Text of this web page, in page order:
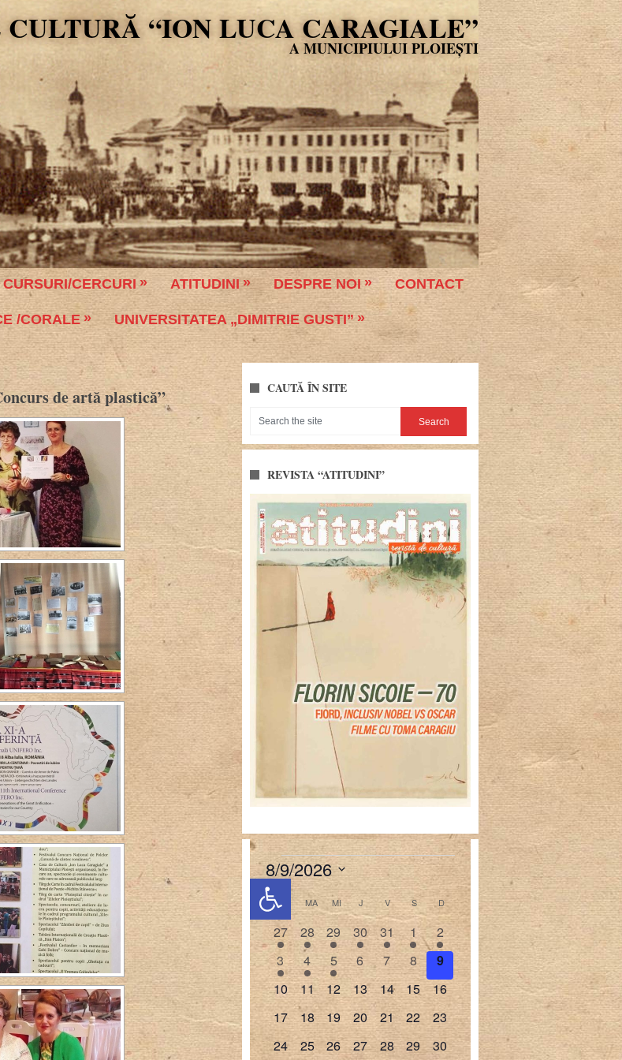
CULTURĂ “ION LUCA CARAGIALE”
CURSURI/CERCURI ATITUDINI DESPRE NOI CONTACT
/CORALE UNIVERSITATEA „DIMITRIE GUSTI”
de artă plastică” CAUTĂ ÎN SITE
REVISTA “ATITUDINI”